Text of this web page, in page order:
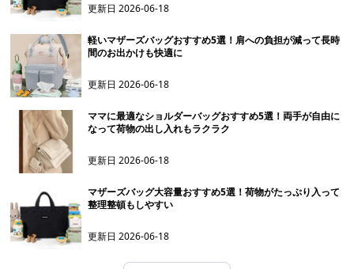
更新日2026-06-18
軽いマザーズバッグおすすめ5選！肩への負担が減って長時
間のお出かけも快適に
更新日2026-06-18
ママに最適なショルダーバッグおすすめ5選！両手が自由に
なって荷物の出し入れもラクラク
更新日2026-06-18
マザーズバッグ大容量おすすめ5選！荷物がたっぷり入って
整理整頓もしやすい
更新日2026-06-18